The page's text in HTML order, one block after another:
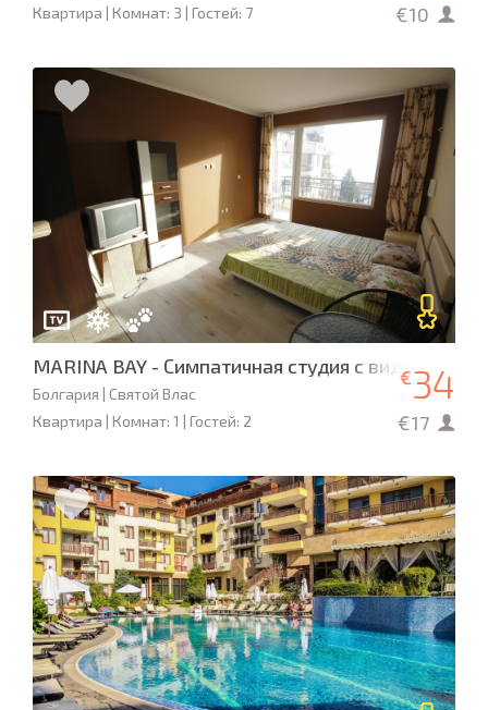
Квартира | Комнат: 3 | Гостей: 7
€10
MARINA BAY - Симпатичная студия с видом на
Болгария | Святой Влас
Квартира | Комнат: 1 | Гостей: 2
€34
€17